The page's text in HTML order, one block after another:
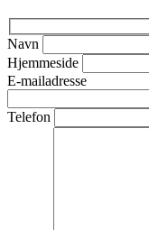
Navn
Hjemmeside
E-mailadresse
Telefon